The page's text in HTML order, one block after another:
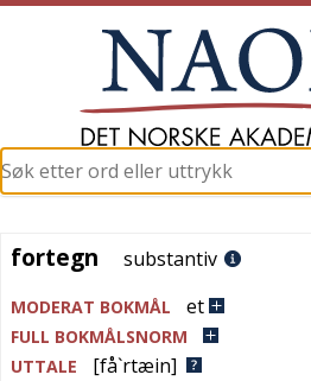
fortegn
fortegn substantiv
MODERAT BOKMÅL et
FULL BOKMÅLSNORM
UTTALE
[få`rtæin]